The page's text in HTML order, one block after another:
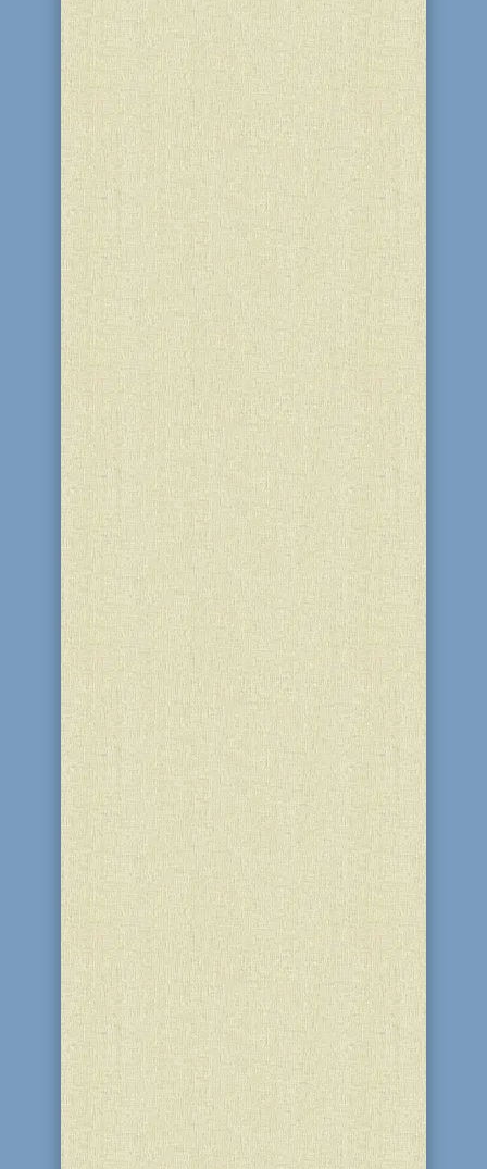
В главе, открывающей вторую книгу
Торы, Вс-вышний говорит Моше: "И
дам Я этому народу приязнь в глазах
египтян" (Шмот, 3:21). В Мидраше
сказано об этом: "Дам вам приязнь
египтян, чтобы они вам отдали и вы
вышли с полными руками. Чтобы не
сказал Авраам, что обещание "и...
Viber был запущен в 2010 году в
Израиле Тальмоном Марко и Игорем
Магазинником, которые
познакомились во время службы в
ЦАХАЛе. Игорь Магазинник также
обладает белорусским гражданством. В
2014 году компанию Viber Media купил
японский гигант Rakuten за 900 млн
долларов....